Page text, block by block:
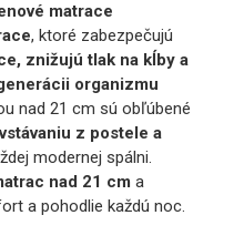
matrace
, ktoré zabezpečujú
znižujú tlak na kĺby a
organizmu
nad 21 cm sú obľúbené
z postele a
modernej spálni.
nad 21 cm a
a pohodlie každú noc.